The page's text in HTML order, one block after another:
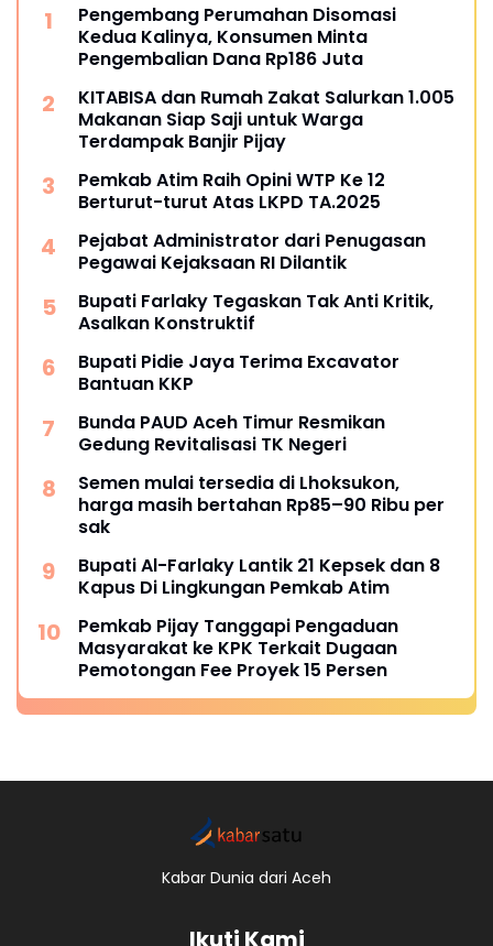
Pengembang Perumahan Disomasi
Kedua Kalinya, Konsumen Minta
Pengembalian Dana Rp186 Juta
KITABISA dan Rumah Zakat Salurkan 1.005
Makanan Siap Saji untuk Warga
Terdampak Banjir Pijay
Pemkab Atim Raih Opini WTP Ke 12
Berturut-turut Atas LKPD TA.2025
Pejabat Administrator dari Penugasan
Pegawai Kejaksaan RI Dilantik
Bupati Farlaky Tegaskan Tak Anti Kritik,
Asalkan Konstruktif
Bupati Pidie Jaya Terima Excavator
Bantuan KKP
Bunda PAUD Aceh Timur Resmikan
Gedung Revitalisasi TK Negeri
Semen mulai tersedia di Lhoksukon,
harga masih bertahan Rp85–90 Ribu per
sak
Bupati Al-Farlaky Lantik 21 Kepsek dan 8
Kapus Di Lingkungan Pemkab Atim
Pemkab Pijay Tanggapi Pengaduan
Masyarakat ke KPK Terkait Dugaan
Pemotongan Fee Proyek 15 Persen
Kabar Dunia dari Aceh
Ikuti Kami